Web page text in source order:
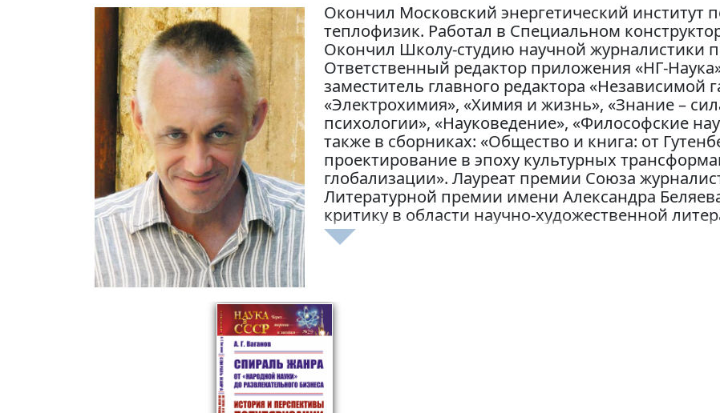
Окончил Московский энергетический институт
теплофизик. Работал в Специальном
Окончил Школу-студию научной журналистики
Ответственный редактор приложения «НГ-
заместитель главного редактора «Независимой
«Электрохимия», «Химия и жизнь», «Знание –
психологии», «Науковедение», «Философские
также в сборниках: «Общество и книга: от
проектирование в эпоху культурных
глобализации». Лауреат премии Союза
Литературной премии имени Александра
критику в области научно-художественной